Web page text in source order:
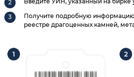
Получите подробную
реестре драгоценных камней,